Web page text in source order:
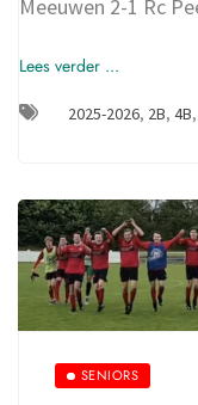
Meeuwen 2-1 Rc
Lees verder ...
2025-2026, 2B, 4B,
SENIORS